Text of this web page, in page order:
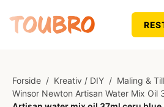
Forside / Kreativ / DIY / Maling &
Winsor Newton Artisan Water Mix Oil